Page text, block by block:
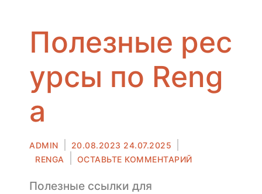
Полезные рес
урсы по Reng
a
Автор
ADMIN 20.08.2023 24.07.2025
в
RENGA ОСТАВЬТЕ КОММЕНТАРИЙК
Полезные ссылки для